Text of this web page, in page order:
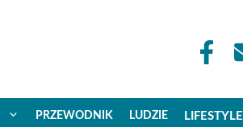
PRZEWODNIK LUDZIE LIFESTYLE